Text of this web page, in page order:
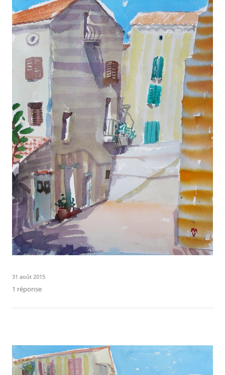
31 août 2015
1 réponse